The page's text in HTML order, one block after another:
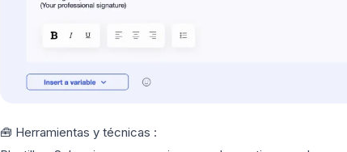
🧰 Herramientas y técnicas :